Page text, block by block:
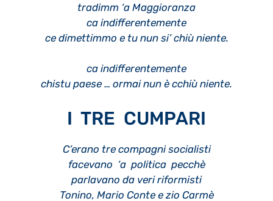
tradimm ‘a Maggioranza
ca indifferentemente
ce dimettimmo e tu nun si’ chiù niente.
ca indifferentemente
chistu paese … ormai nun è cchiù niente.
I TRE CUMPARI
C’erano tre compagni socialisti
facevano ‘a politica pecchè
parlavano da veri riformisti
Tonino, Mario Conte e zio Carmè